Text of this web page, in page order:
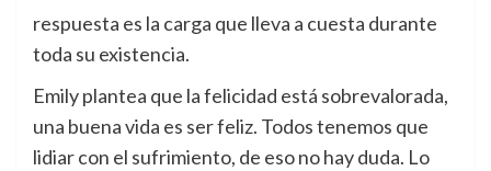
respuesta es la carga que lleva a cuesta durante
toda su existencia.
Emily plantea que la felicidad está sobrevalorada,
una buena vida es ser feliz. Todos tenemos que
lidiar con el sufrimiento, de eso no hay duda. Lo